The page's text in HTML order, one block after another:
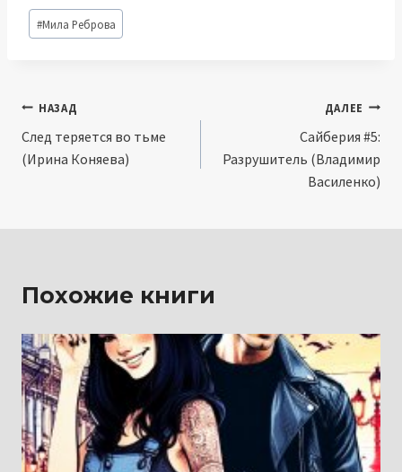
Метки
записи:
#Мила Реброва
Навигация
по
НАЗАД
След теряется во тьме
(Ирина Коняева)
ДАЛЕЕ
Сайберия #5:
Разрушитель (Владимир
Василенко)
Похожие книги